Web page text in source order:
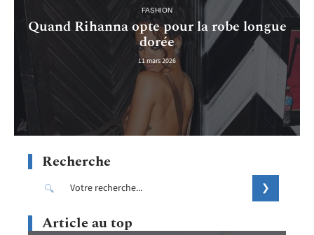
FASHION
Quand Rihanna opte pour la robe longue
dorée
11 mars 2026
Recherche
Article au top